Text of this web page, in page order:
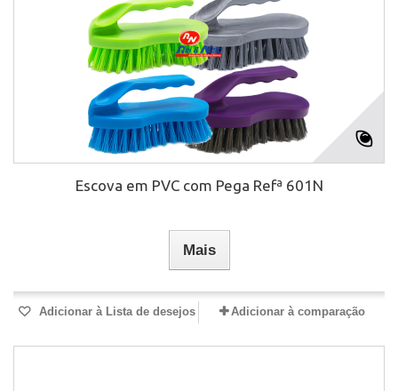
Escova em PVC com Pega Refª 601N
Mais
Adicionar à Lista de desejos Adicionar à comparação